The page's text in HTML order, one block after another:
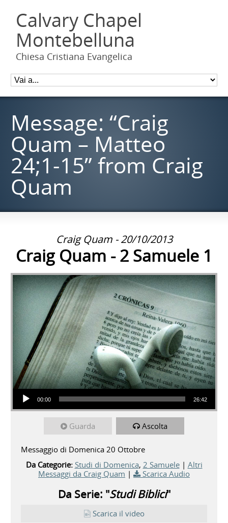
Calvary Chapel
Montebelluna
Chiesa Cristiana Evangelica
Message: “Craig
Quam – Matteo
24;1-15” from Craig
Quam
Craig Quam - 20/10/2013
Craig Quam - 2 Samuele 1
Audio Player
00:00 26:42
Guarda Ascolta
Messaggio di Domenica 20 Ottobre
Da Categorie: Studi di Domenica, 2 Samuele| Altri
Messaggi da Craig Quam | Scarica Audio
Da Serie: "Studi Biblici"
Scarica il video